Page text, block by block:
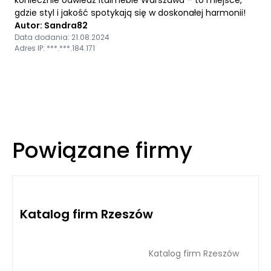
gdzie styl i jakość spotykają się w doskonałej harmonii!
Autor: Sandra82
Data dodania: 21.08.2024
Adres IP: ***.***.184.171
Powiązane firmy
Katalog firm Rzeszów
Katalog firm Rzeszów